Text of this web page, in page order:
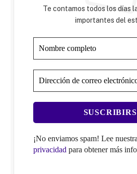
Te contamos todos los días
importantes del
¡No enviamos spam! Lee
privacidadpara obtener más